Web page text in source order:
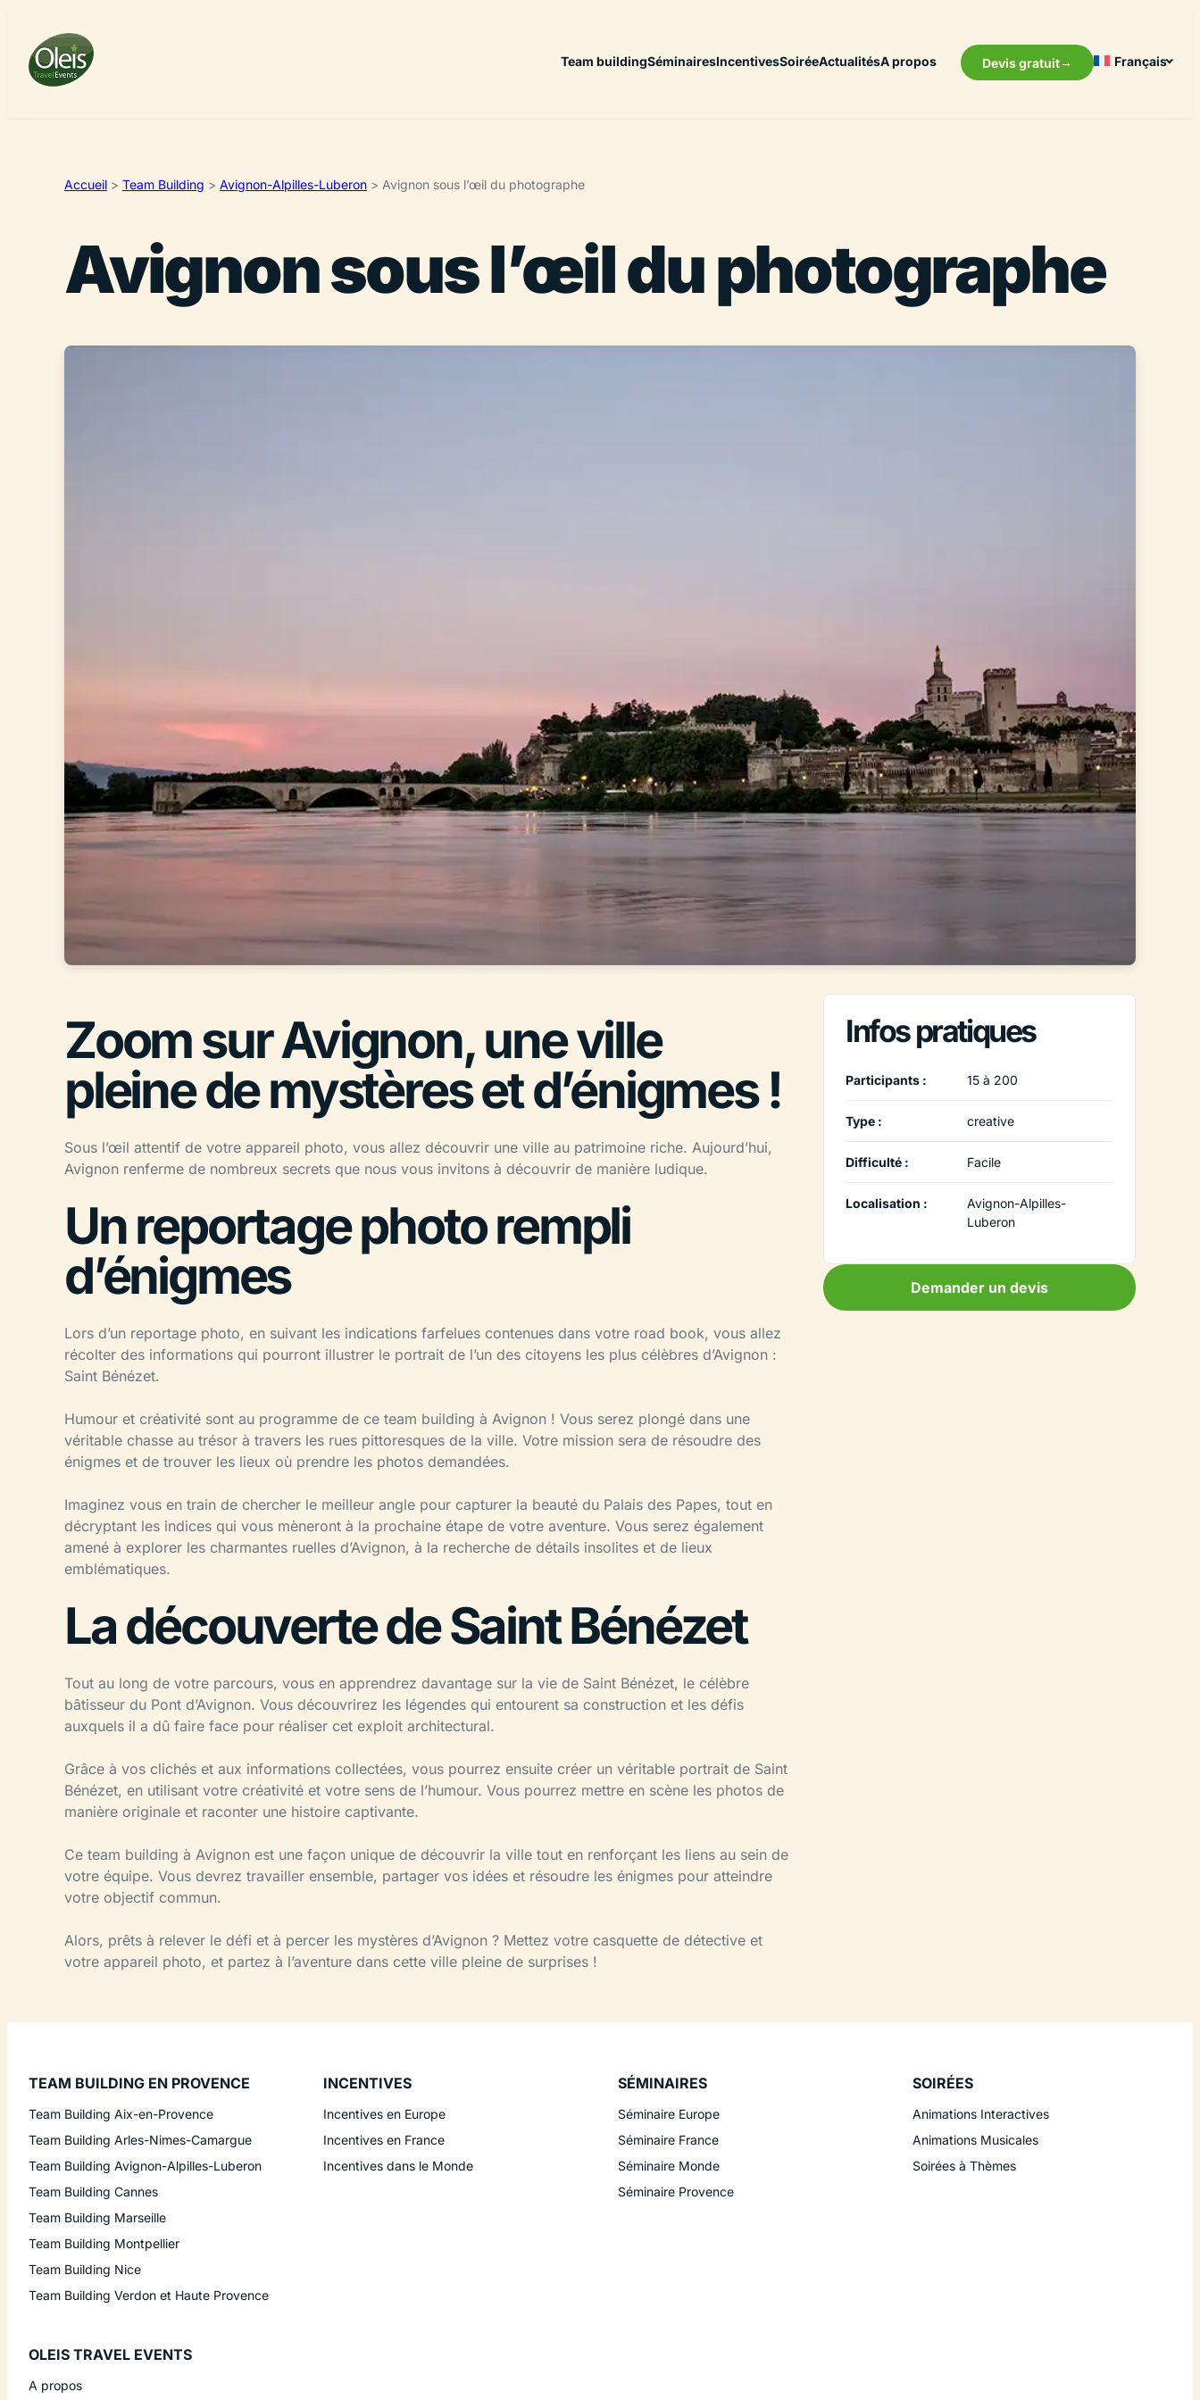
Team buildingSéminairesIncentivesSoiréeActualitésA propos Devis gratuit Français
Accueil > Team Building > Avignon-Alpilles-Luberon > Avignon sous l’œil du photographe
Avignon sous l’œil du photographe
Zoom sur Avignon, une ville
pleine de mystères et d’énigmes !
Sous l’œil attentif de votre appareil photo, vous allez découvrir une ville au patrimoine riche. Aujourd’hui,
Avignon renferme de nombreux secrets que nous vous invitons à découvrir de manière ludique.
Un reportage photo rempli
d’énigmes
Lors d’un reportage photo, en suivant les indications farfelues contenues dans votre road book, vous allez
récolter des informations qui pourront illustrer le portrait de l’un des citoyens les plus célèbres d’Avignon :
Saint Bénézet.
Humour et créativité sont au programme de ce team building à Avignon ! Vous serez plongé dans une
véritable chasse au trésor à travers les rues pittoresques de la ville. Votre mission sera de résoudre des
énigmes et de trouver les lieux où prendre les photos demandées.
Imaginez vous en train de chercher le meilleur angle pour capturer la beauté du Palais des Papes, tout en
décryptant les indices qui vous mèneront à la prochaine étape de votre aventure. Vous serez également
amené à explorer les charmantes ruelles d’Avignon, à la recherche de détails insolites et de lieux
emblématiques.
La découverte de Saint Bénézet
Tout au long de votre parcours, vous en apprendrez davantage sur la vie de Saint Bénézet, le célèbre
bâtisseur du Pont d’Avignon. Vous découvrirez les légendes qui entourent sa construction et les défis
auxquels il a dû faire face pour réaliser cet exploit architectural.
Grâce à vos clichés et aux informations collectées, vous pourrez ensuite créer un véritable portrait de Saint
Bénézet, en utilisant votre créativité et votre sens de l’humour. Vous pourrez mettre en scène les photos de
manière originale et raconter une histoire captivante.
Ce team building à Avignon est une façon unique de découvrir la ville tout en renforçant les liens au sein de
votre équipe. Vous devrez travailler ensemble, partager vos idées et résoudre les énigmes pour atteindre
votre objectif commun.
Alors, prêts à relever le défi et à percer les mystères d’Avignon ? Mettez votre casquette de détective et
votre appareil photo, et partez à l’aventure dans cette ville pleine de surprises !
Infos pratiques
Participants : 15 à 200
Type : creative
Difficulté : Facile
Localisation :
Avignon-Alpilles-
Luberon
Demander un devis
TEAM BUILDING EN PROVENCE
Team Building Aix-en-Provence
Team Building Arles-Nimes-Camargue
Team Building Avignon-Alpilles-Luberon
Team Building Cannes
Team Building Marseille
Team Building Montpellier
Team Building Nice
Team Building Verdon et Haute Provence
INCENTIVES
Incentives en Europe
Incentives en France
Incentives dans le Monde
SÉMINAIRES
Séminaire Europe
Séminaire France
Séminaire Monde
Séminaire Provence
SOIRÉES
Animations Interactives
Animations Musicales
Soirées à Thèmes
OLEIS TRAVEL EVENTS
A propos